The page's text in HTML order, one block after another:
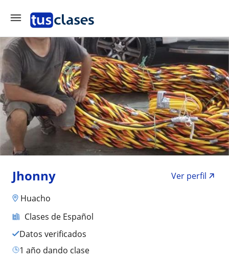
Jhonny
Ver perfil
Huacho
Clases de Español
Datos verificados
1 año dando clase